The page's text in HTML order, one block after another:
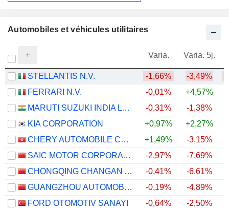
Automobiles et véhicules utilitaires
Varia. Varia. 5j.
STELLANTIS N.V. -1,66% -3,49%
FERRARI N.V.
-0,01% +4,57%
MARUTI SUZUKI INDIA LTD
-0,31% -1,38%
KIA CORPORATION
+0,97% +2,27%
CHERY AUTOMOBILE CO., LTD.
+1,49%
-3,15%
SAIC MOTOR CORPORATION LIMITED
-2,97% -7,69%
CHONGQING CHANGAN AUTOMOBILE COMPANY LIMITED
-0,41% -6,61%
GUANGZHOU AUTOMOBILE GROUP CO., LTD.
-0,19% -4,89%
FORD OTOMOTIV SANAYI
-0,64% -2,50%